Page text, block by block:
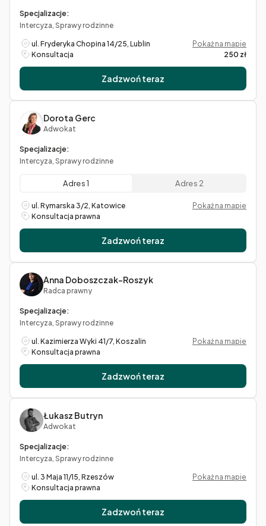
Specjalizacje:
Intercyza, Sprawy rodzinne
ul. Fryderyka Chopina 14/25, Lublin
Pokaż na mapie
Konsultacja
250 zł
Zadzwoń teraz
Dorota Gerc
Adwokat
Specjalizacje:
Intercyza, Sprawy rodzinne
Adres 1 Adres 2
ul. Rymarska 3/2, Katowice
Pokaż na mapie
Konsultacja prawna
Zadzwoń teraz
Anna Doboszczak-Roszyk
Radca prawny
Specjalizacje:
Intercyza, Sprawy rodzinne
ul. Kazimierza Wyki 41/7, Koszalin
Pokaż na mapie
Konsultacja prawna
Zadzwoń teraz
Łukasz Butryn
Adwokat
Specjalizacje:
Intercyza, Sprawy rodzinne
ul. 3 Maja 11/15, Rzeszów
Pokaż na mapie
Konsultacja prawna
Zadzwoń teraz